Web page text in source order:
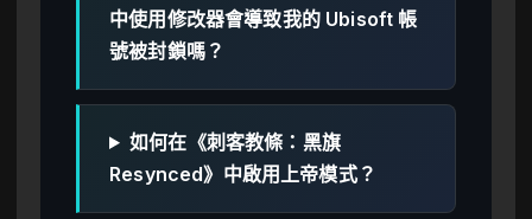
中使用修改器會導致我的 Ubisoft 帳
號被封鎖嗎？
如何在《刺客教條：黑旗
Resynced》中啟用上帝模式？